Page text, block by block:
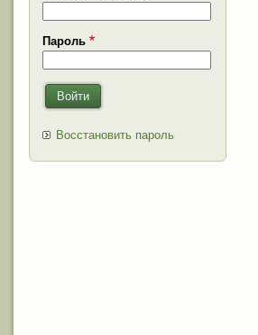
Пароль
Войти
Восстановить пароль